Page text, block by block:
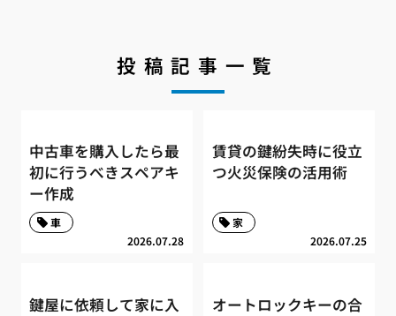
投稿記事一覧
中古車を購入したら最
初に行うべきスペアキ
ー作成
2026.07.28
車
賃貸の鍵紛失時に役立
つ火災保険の活用術
2026.07.25
家
鍵屋に依頼して家に入
オートロックキーの合